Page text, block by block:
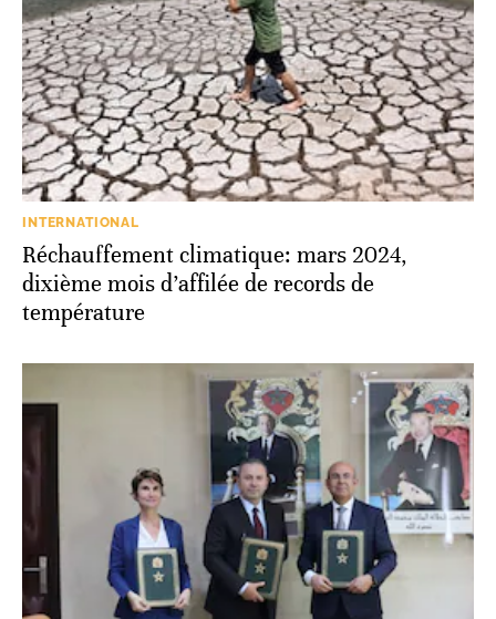
INTERNATIONAL
Réchauffement climatique: mars 2024,
dixième mois d’affilée de records de
température